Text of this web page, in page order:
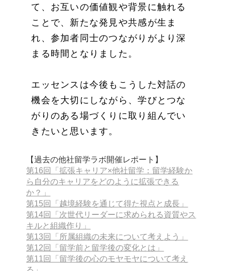
て、お互いの価値観や背景に触れる
ことで、新たな発見や共感が生ま
れ、参加者同士のつながりがより深
まる時間となりました。
エッセンスは今後もこうした対話の
機会を大切にしながら、学びとつな
がりのある場づくりに取り組んでい
きたいと思います。
【過去の他社留学ラボ開催レポート】
第16回「拡張キャリア×他社留学：留学経験か
ら自分のキャリアをどのように拡張できる
か？」
第15回「越境経験を通じて得た視点と成長」
第14回「次世代リーダーに求められる資質やス
キルと組織作り」
第13回「所属組織の未来について考えよう」
第12回「留学前と留学後の変化とは」
第11回「留学後の心のモヤモヤについて考え